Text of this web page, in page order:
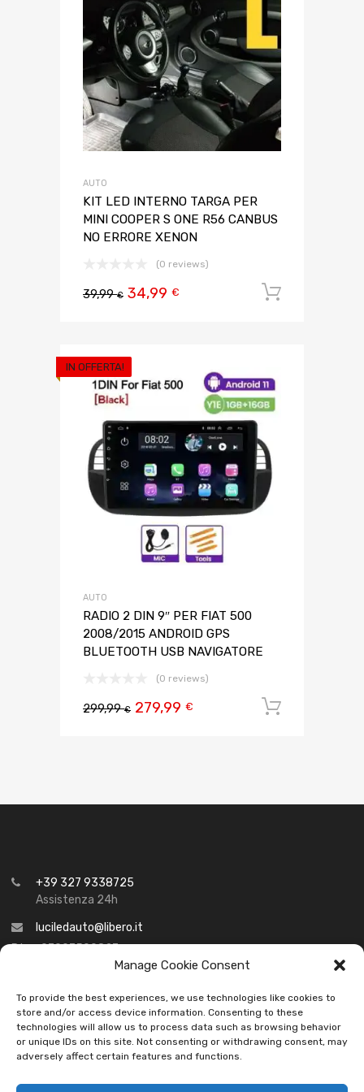
Manage Cookie Consent
To provide the best experiences, we use technologies like cookies to
store and/or access device information. Consenting to these
technologies will allow us to process data such as browsing behavior
or unique IDs on this site. Not consenting or withdrawing consent, may
adversely affect certain features and functions.
AUTO
KIT LED INTERNO TARGA PER
MINI COOPER S ONE R56 CANBUS
NO ERRORE XENON
(0 reviews)
39,99€ 34,99 €
IN OFFERTA!
AUTO
RADIO 2 DIN 9″ PER FIAT 500
2008/2015 ANDROID GPS
BLUETOOTH USB NAVIGATORE
(0 reviews)
299,99€ 279,99 €
+39 327 9338725
Assistenza 24h
luciledauto@libero.it
P.iva: 07097590827
MODALITÀ DI PAGAMENTO